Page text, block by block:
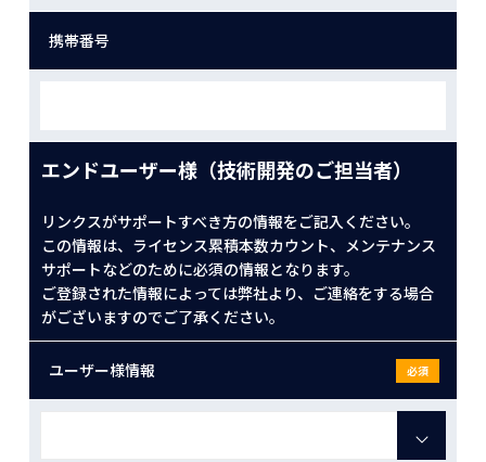
携帯番号
エンドユーザー様（技術開発のご担当者）
リンクスがサポートすべき方の情報をご記入ください。
この情報は、ライセンス累積本数カウント、メンテナンス
サポートなどのために必須の情報となります。
ご登録された情報によっては弊社より、ご連絡をする場合
がございますのでご了承ください。
ユーザー様情報 必須